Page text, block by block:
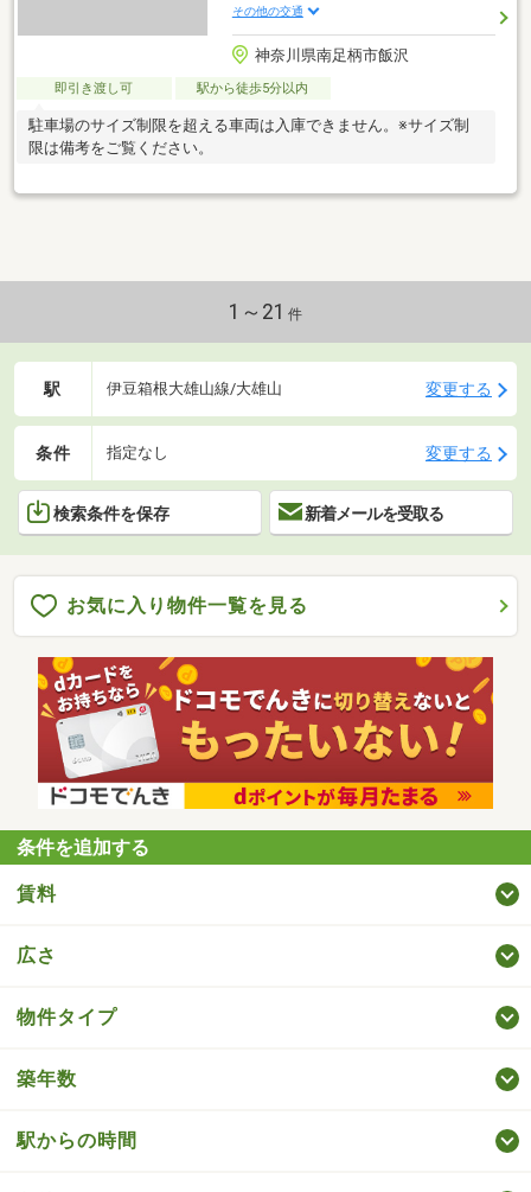
その他の交通
神奈川県南足柄市飯沢
即引き渡し可 駅から徒歩5分以内
駐車場のサイズ制限を超える車両は入庫できません。※サイズ制
限は備考をご覧ください。
1～21 件
駅 伊豆箱根大雄山線/大雄山 変更する
条件 指定なし 変更する
検索条件を保存 新着メールを受取る
お気に入り物件一覧を見る
条件を追加する
賃料
広さ
物件タイプ
築年数
駅からの時間